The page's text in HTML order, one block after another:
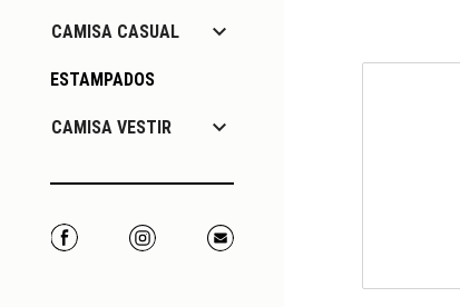
CAMISA CASUAL 
ESTAMPADOS
CAMISA VESTIR 
Facebook Instagram